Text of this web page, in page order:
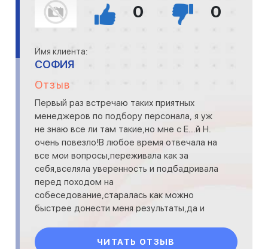
0 0
Имя клиента:
СОФИЯ
Отзыв
Первый раз встречаю таких приятных
менеджеров по подбору персонала, я уж
не знаю все ли там такие,но мне с Е...й Н.
очень повезло!В любое время отвечала на
все мои вопросы,переживала как за
себя,вселяла уверенность и подбадривала
перед походом на
собеседование,старалась как можно
быстрее донести меня результаты,да и
впечатление как о че
ЧИТАТЬ ОТЗЫВ